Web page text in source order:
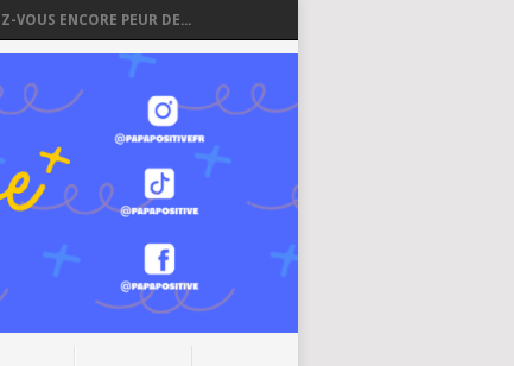
VOUS ENCORE PEUR DE...